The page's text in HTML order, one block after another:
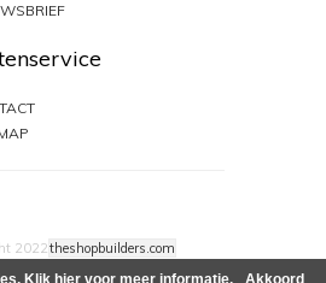
2022theshopbuilders.com
Klik hier voor meer informatie. Akkoord